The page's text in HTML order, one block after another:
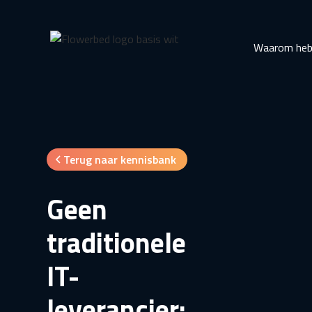
Waarom
Terug naar kennisbank
Geen
traditionele
IT-